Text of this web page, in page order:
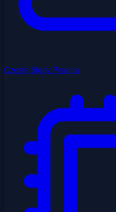
Częste Błędy Pisania